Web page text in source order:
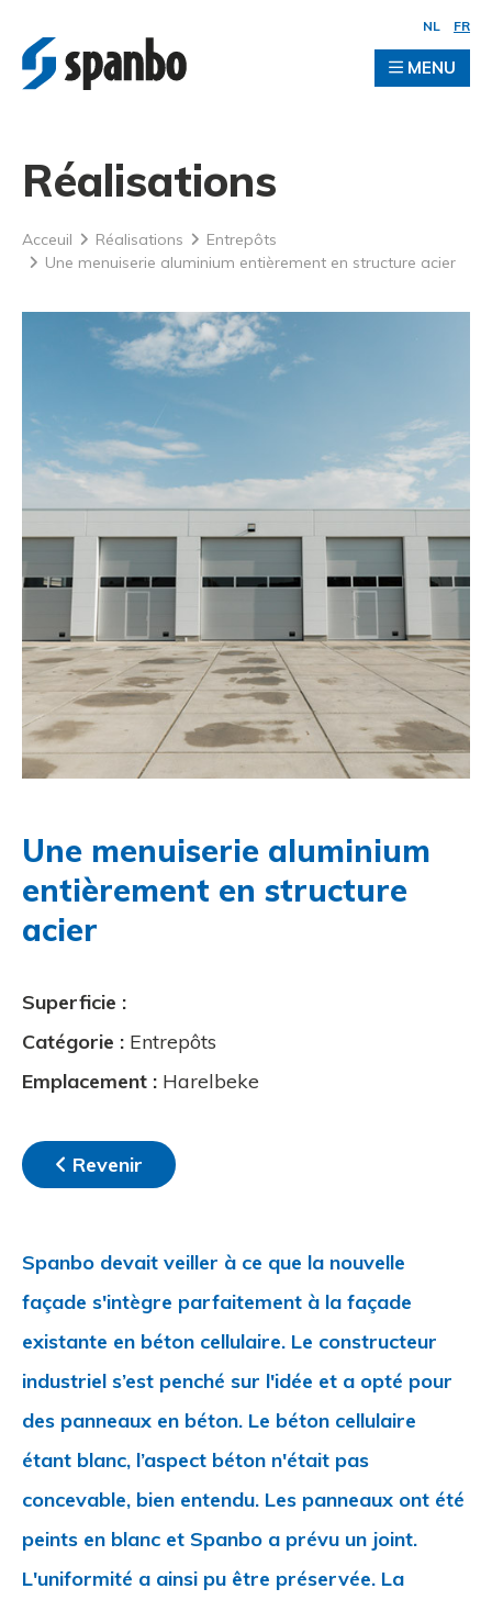
NL FR
MENU
Réalisations
Acceuil Réalisations
Entrepôts
Une menuiserie aluminium entièrement en structure acier
Une menuiserie aluminium
entièrement en structure
acier
Superficie :
Catégorie : Entrepôts
Emplacement : Harelbeke
Revenir
Spanbo devait veiller à ce que la nouvelle
façade s'intègre parfaitement à la façade
existante en béton cellulaire. Le constructeur
industriel s’est penché sur l'idée et a opté pour
des panneaux en béton. Le béton cellulaire
étant blanc, l’aspect béton n'était pas
concevable, bien entendu. Les panneaux ont été
peints en blanc et Spanbo a prévu un joint.
L'uniformité a ainsi pu être préservée. La